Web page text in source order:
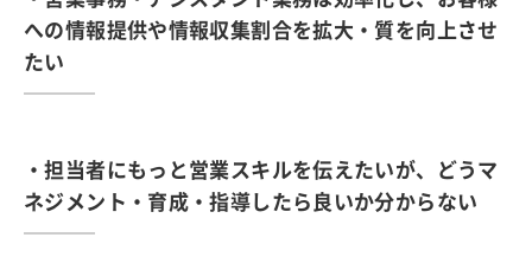
への情報提供や情報収集割合を拡大・質を向上させ
たい
・担当者にもっと営業スキルを伝えたいが、どうマ
ネジメント・育成・指導したら良いか分からない